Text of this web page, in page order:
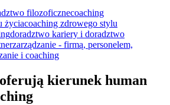
filozoficznecoaching
życiacoaching zdrowego stylu
doradztwo kariery i doradztwo
zarządzanie - firmą, personelem,
i coaching
kierunek human